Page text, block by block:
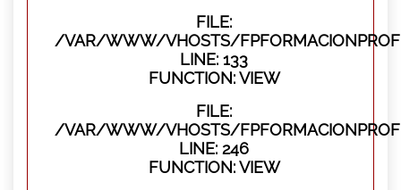
FILE:
/VAR/WWW/VHOSTS/
LINE: 133
FUNCTION: VIEW
FILE:
/VAR/WWW/VHOSTS/
LINE: 246
FUNCTION: VIEW